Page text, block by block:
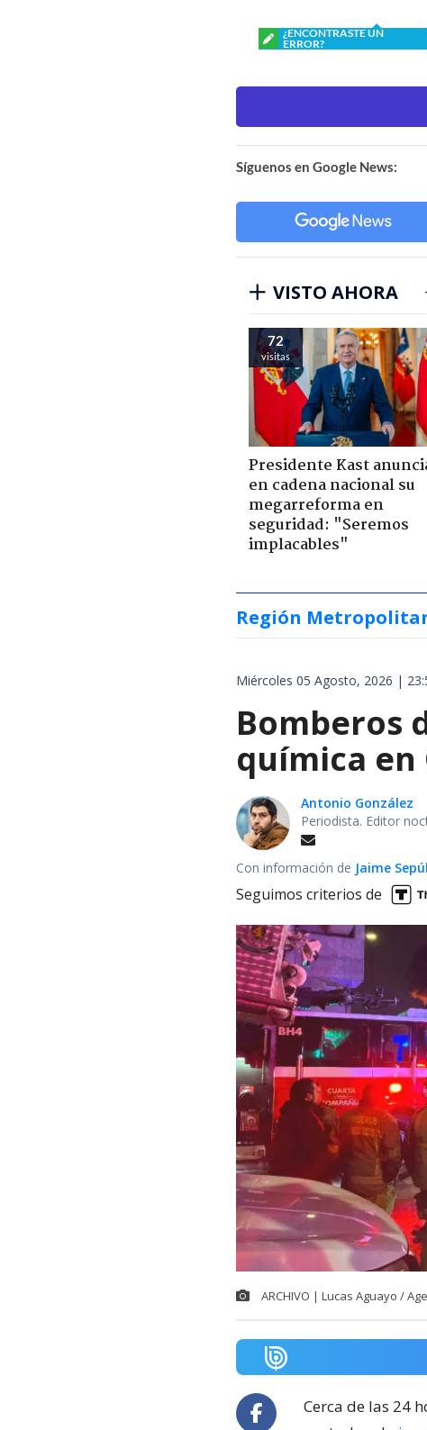
¿ENCONTRASTE UN
ERROR?
Síguenos en Google News:
VISTO AHORA
72
visitas
Presidente Kast
en cadena nacional su
megarreforma en
seguridad: "Seremos
implacables"
Región
Miércoles 05 Agosto, 2026 |
Bomberos
química en
Antonio González
Periodista. Editor
Con información de Jaime
Seguimos criterios de
ARCHIVO | Lucas Aguayo /
Cerca de las 24